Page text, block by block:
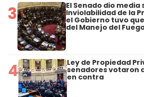
3 El Senado dio media
Inviolabilidad de la
el Gobierno tuvo
del Manejo del
4 Ley de Propiedad
senadores votaron
en contra